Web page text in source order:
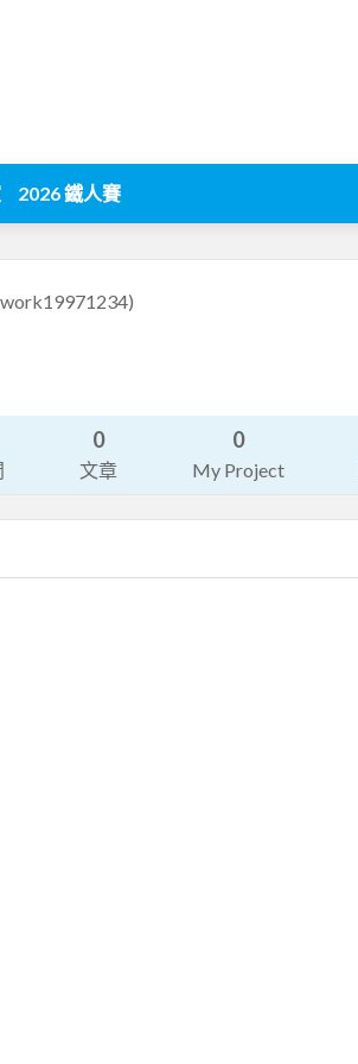
2026 鐵人賽
0
文章
0
My Project